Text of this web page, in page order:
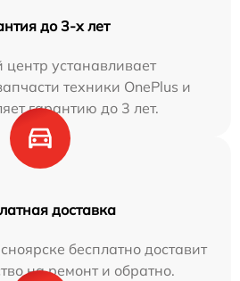
до 3-х лет
устанавливает
техники OnePlus и
гарантию до 3 лет.
доставка
бесплатно доставит
на ремонт и обратно.